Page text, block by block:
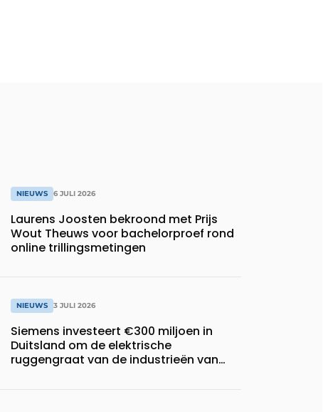
NIEUWS 6 JULI 2026
Laurens Joosten bekroond met Prijs
Wout Theuws voor bachelorproef rond
online trillingsmetingen
NIEUWS 3 JULI 2026
Siemens investeert €300 miljoen in
Duitsland om de elektrische
ruggengraat van de industrieën van